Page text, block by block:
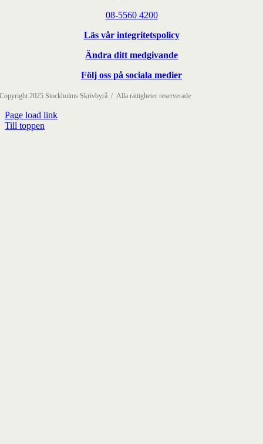
08-5560 4200
Läs vår integritetspolicy
Ändra ditt medgivande
Följ oss på sociala medier
Copyright 2025 Stockholms Skrivbyrå / Alla rättigheter reserverade
Page load link
Till toppen